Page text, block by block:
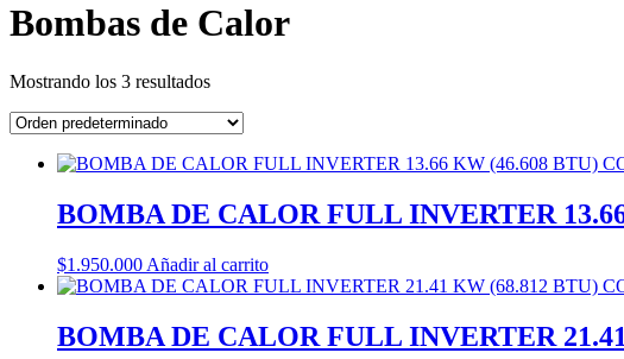
Bombas de Calor
Mostrando los 3 resultados
BOMBA DE CALOR FULL INVERTER
$1.950.000 Añadir al carrito
BOMBA DE CALOR FULL INVERTER